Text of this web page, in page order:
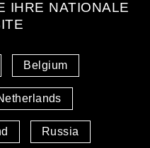
IHRE NATIONALE
Belgium
Russia